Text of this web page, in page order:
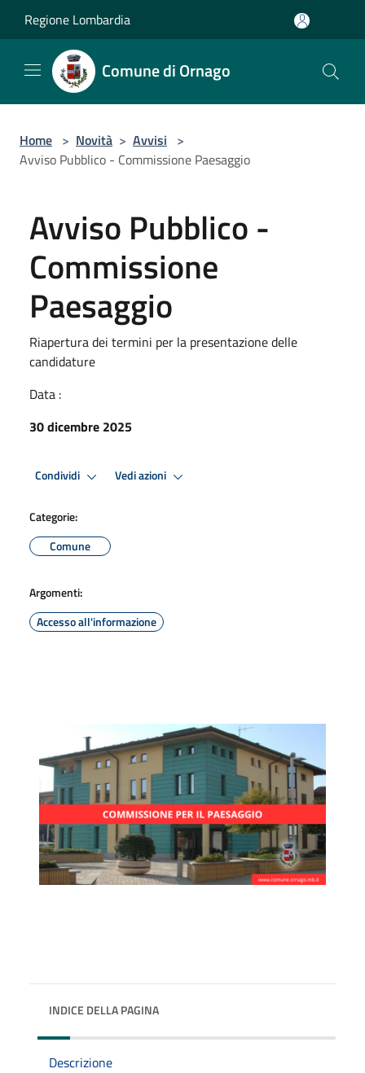
Regione Lombardia
Comune di Ornago
Home > Novità > Avvisi >
Avviso Pubblico - Commissione Paesaggio
Avviso Pubblico -
Commissione
Paesaggio
Riapertura dei termini per la presentazione delle
candidature
Data :
30 dicembre 2025
Condividi Vedi azioni
Categorie:
Comune
Argomenti:
Accesso all'informazione
INDICE DELLA PAGINA
Descrizione